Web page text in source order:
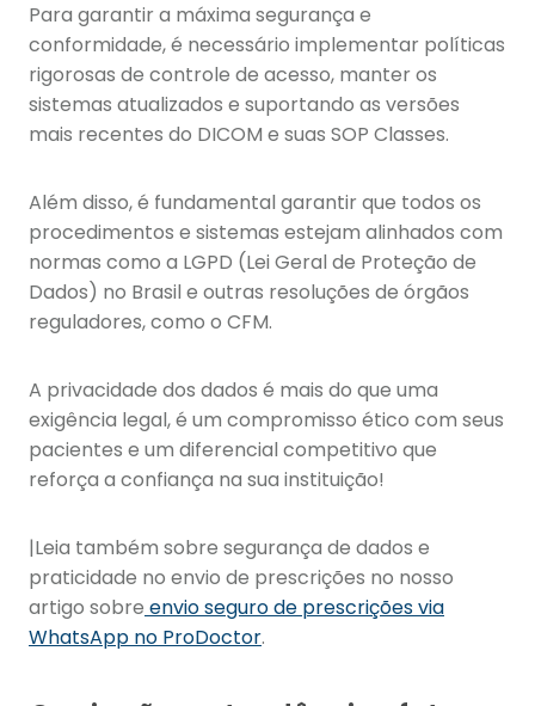
Para garantir a máxima segurança e
conformidade, é necessário implementar políticas
rigorosas de controle de acesso, manter os
sistemas atualizados e suportando as versões
mais recentes do DICOM e suas SOP Classes.
Além disso, é fundamental garantir que todos os
procedimentos e sistemas estejam alinhados com
normas como a LGPD (Lei Geral de Proteção de
Dados) no Brasil e outras resoluções de órgãos
reguladores, como o CFM.
A privacidade dos dados é mais do que uma
exigência legal, é um compromisso ético com seus
pacientes e um diferencial competitivo que
reforça a confiança na sua instituição!
|Leia também sobre segurança de dados e
praticidade no envio de prescrições no nosso
artigo sobre envio seguro de prescrições via
WhatsApp no ProDoctor.